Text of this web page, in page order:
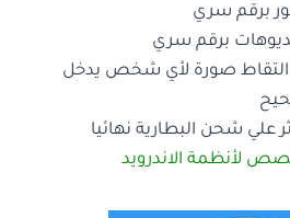
برقم سري
برقم سري
التقاط صورة لأي شخص يدخل
علي شحن البطارية نهائيا
لأنظمة الاندرويد